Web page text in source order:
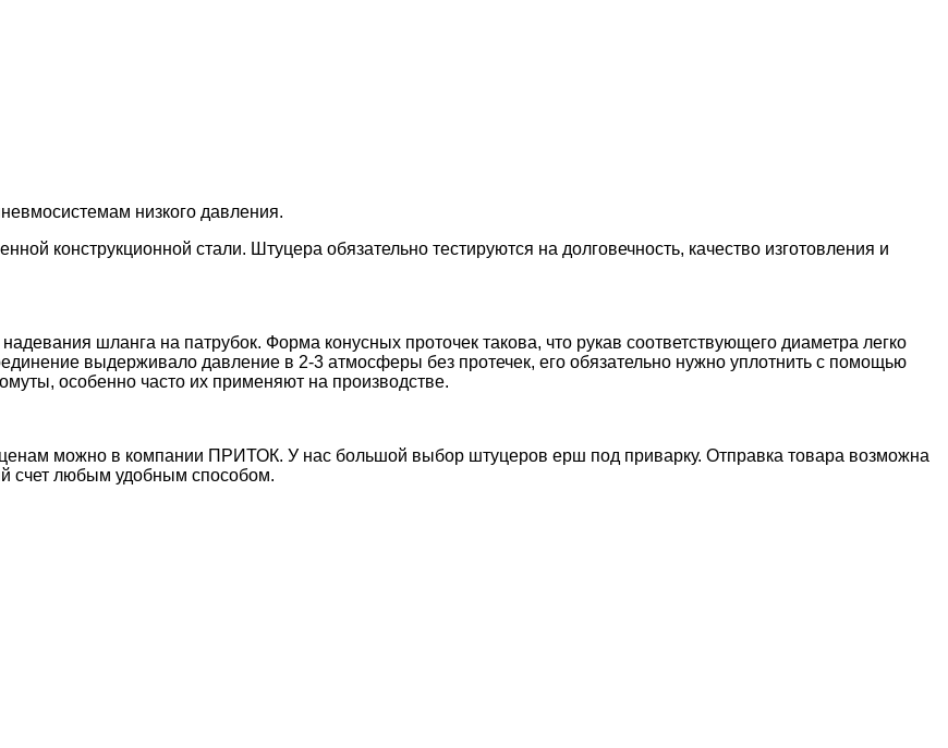
низкого давления.
конструкционной стали. Штуцера обязательно тестируются на долговечность, качество изготовления и
шланга на патрубок. Форма конусных проточек такова, что рукав соответствующего диаметра легко
выдерживало давление в 2-3 атмосферы без протечек, его обязательно нужно уплотнить с помощью
особенно часто их применяют на производстве.
можно в компании ПРИТОК. У нас большой выбор штуцеров ерш под приварку. Отправка товара возможна
счет любым удобным способом.